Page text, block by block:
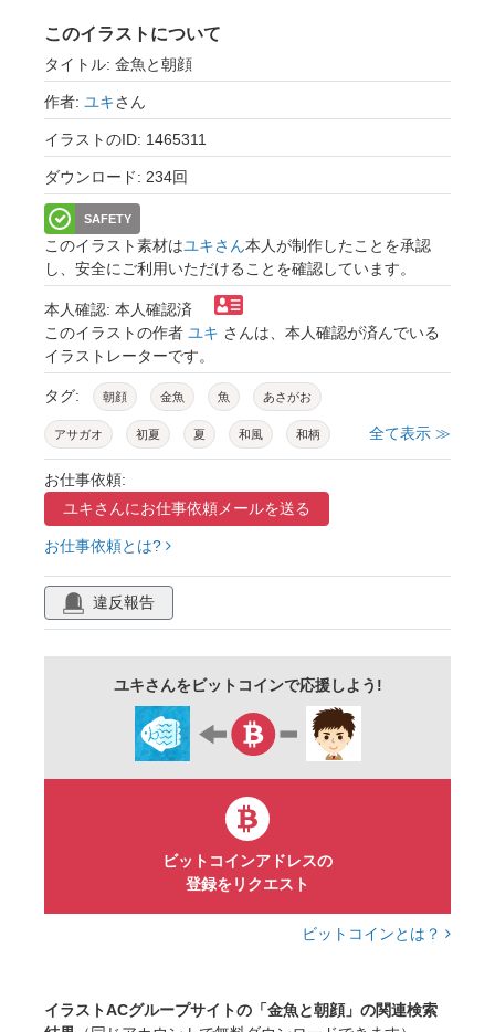
このイラストについて
タイトル: 金魚と朝顔
作者: ユキさん
イラストのID: 1465311
ダウンロード: 234回
SAFETY
このイラスト素材はユキさん本人が制作したことを承認
し、安全にご利用いただけることを確認しています。
本人確認: 本人確認済
このイラストの作者 ユキ さんは、本人確認が済んでいる
イラストレーターです。
タグ: 朝顔 金魚 魚 あさがお
アサガオ 初夏 夏 和風 和柄
青海波
背景 霞 雲 雪輪 ７月
花 葉 植物
模様 素材 きれい
カラフル カラー
イラレ ベクター 可憐 シンプル
明るい
さわやか
全て表示 ≫
お仕事依頼:
ユキさんにお仕事依頼メールを送る
お仕事依頼とは?
違反報告
ユキさんをビットコインで応援しよう!
ビットコインアドレスの
登録をリクエスト
ビットコインとは？
イラストACグループサイトの「金魚と朝顔」の関連検索